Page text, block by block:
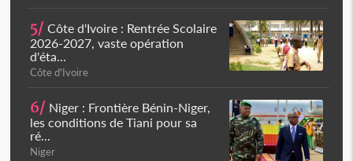
5/ Côte d'Ivoire : Rentrée Scolaire
2026-2027, vaste opération
d'éta...
Côte d'Ivoire
6/ Niger : Frontière Bénin-Niger,
les conditions de Tiani pour sa
ré...
Niger